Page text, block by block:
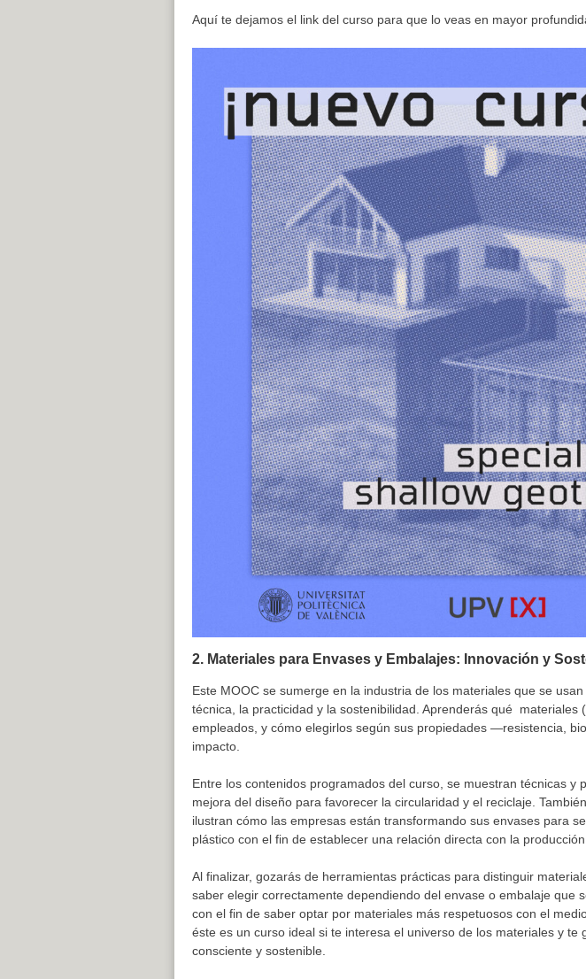
Aquí te dejamos el link del curso para que lo veas en mayor
2. Materiales para Envases y Embalajes: Innovación y
Este MOOC se sumerge en la industria de los materiales que se
técnica, la practicidad y la sostenibilidad. Aprenderás qué
empleados, y cómo elegirlos según sus propiedades —resistencia,
impacto.
Entre los contenidos programados del curso, se muestran técnicas
mejora del diseño para favorecer la circularidad y el reciclaje.
ilustran cómo las empresas están transformando sus envases para
plástico con el fin de establecer una relación directa con la producción
Al finalizar, gozarás de herramientas prácticas para distinguir
saber elegir correctamente dependiendo del envase o embalaje que
con el fin de saber optar por materiales más respetuosos con el
éste es un curso ideal si te interesa el universo de los materiales y
consciente y sostenible.